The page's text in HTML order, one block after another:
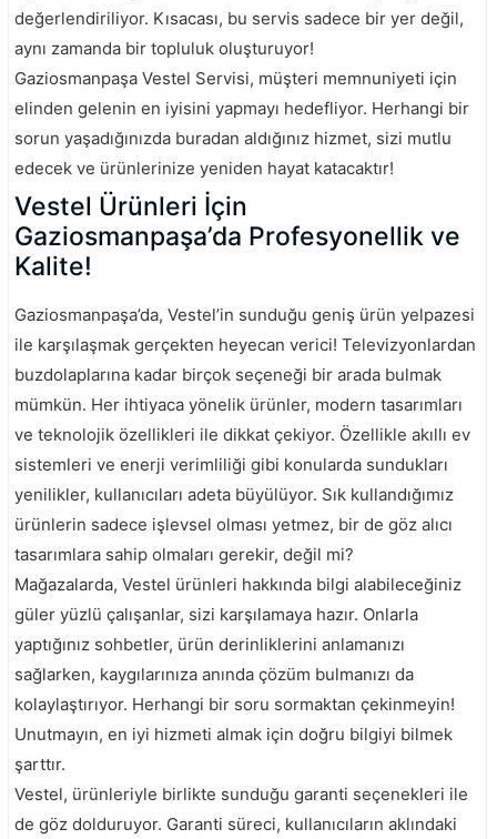
değerlendiriliyor. Kısacası, bu servis sadece bir yer değil,
aynı zamanda bir topluluk oluşturuyor!
Gaziosmanpaşa Vestel Servisi, müşteri memnuniyeti için
elinden gelenin en iyisini yapmayı hedefliyor. Herhangi bir
sorun yaşadığınızda buradan aldığınız hizmet, sizi mutlu
edecek ve ürünlerinize yeniden hayat katacaktır!
Vestel Ürünleri İçin
Gaziosmanpaşa’da Profesyonellik ve
Kalite!
Gaziosmanpaşa’da, Vestel’in sunduğu geniş ürün yelpazesi
ile karşılaşmak gerçekten heyecan verici! Televizyonlardan
buzdolaplarına kadar birçok seçeneği bir arada bulmak
mümkün. Her ihtiyaca yönelik ürünler, modern tasarımları
ve teknolojik özellikleri ile dikkat çekiyor. Özellikle akıllı ev
sistemleri ve enerji verimliliği gibi konularda sundukları
yenilikler, kullanıcıları adeta büyülüyor. Sık kullandığımız
ürünlerin sadece işlevsel olması yetmez, bir de göz alıcı
tasarımlara sahip olmaları gerekir, değil mi?
Mağazalarda, Vestel ürünleri hakkında bilgi alabileceğiniz
güler yüzlü çalışanlar, sizi karşılamaya hazır. Onlarla
yaptığınız sohbetler, ürün derinliklerini anlamanızı
sağlarken, kaygılarınıza anında çözüm bulmanızı da
kolaylaştırıyor. Herhangi bir soru sormaktan çekinmeyin!
Unutmayın, en iyi hizmeti almak için doğru bilgiyi bilmek
şarttır.
Vestel, ürünleriyle birlikte sunduğu garanti seçenekleri ile
de göz dolduruyor. Garanti süreci, kullanıcıların aklındaki